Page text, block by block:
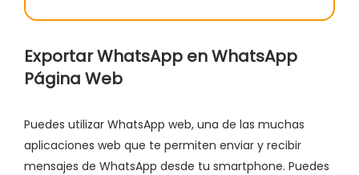
Exportar WhatsApp en WhatsApp
Página Web
Puedes utilizar WhatsApp web, una de las muchas
aplicaciones web que te permiten enviar y recibir
mensajes de WhatsApp desde tu smartphone. Puedes